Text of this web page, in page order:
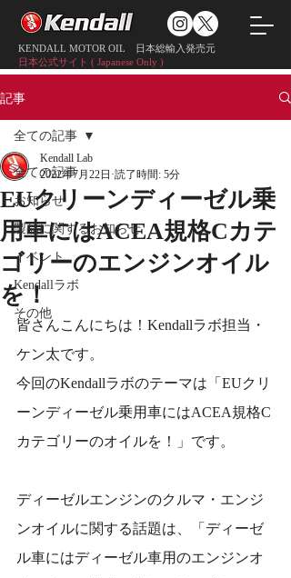
KENDALL MOTOR OIL 日本総輸入発売元
日本公式サイト ( Japanese Only )
記事
全ての記事
お知らせ
製品に関するお知らせ
イベント
Kendallラボ
その他
全ての記事
EUクリーンディーゼル乗
用車にはACEA規格Cカテ
ゴリーのエンジンオイル
を！
Kendall Lab
2022年7月22日
読了時間: 5分
皆さんこんにちは！Kendallラボ担当・
ケン太です。
今回のKendallラボのテーマは「EUクリ
ーンディーゼル乗用車にはACEA規格C
カテゴリーのオイルを！」です。
ディーゼルエンジンのクルマ・エンジ
ンオイルに関する話題は、「ディーゼ
ル車にはディーゼル車用のエンジンオ